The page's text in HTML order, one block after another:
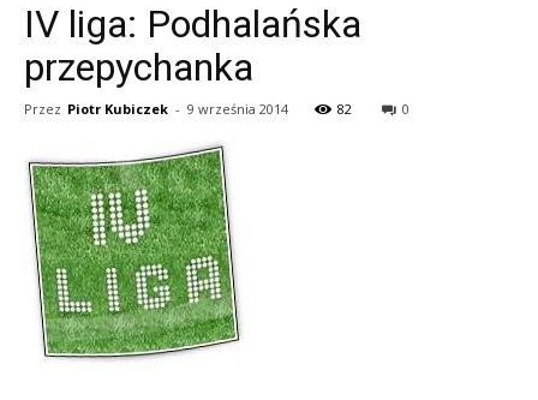
IV liga: Podhalańska
przepychanka
Przez Piotr Kubiczek - 9 września 2014 82 0